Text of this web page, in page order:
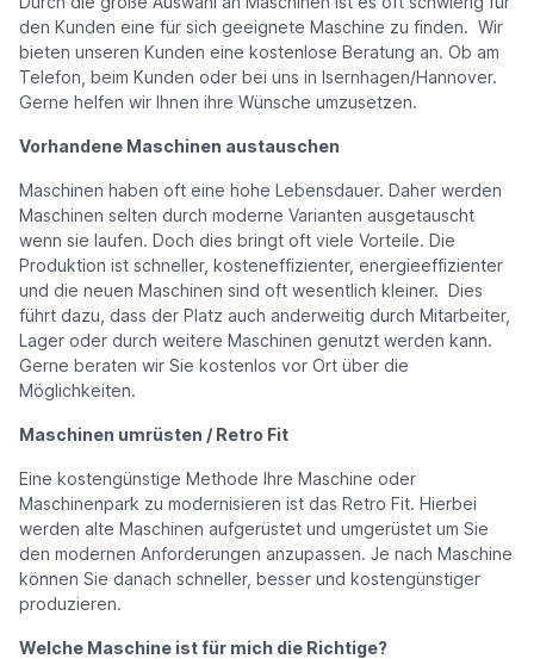
den Kunden eine für sich geeignete Maschine zu finden. Wir
bieten unseren Kunden eine kostenlose Beratung an. Ob am
Telefon, beim Kunden oder bei uns in Isernhagen/Hannover.
Gerne helfen wir Ihnen ihre Wünsche umzusetzen.
Vorhandene Maschinen austauschen
Maschinen haben oft eine hohe Lebensdauer. Daher werden
Maschinen selten durch moderne Varianten ausgetauscht
wenn sie laufen. Doch dies bringt oft viele Vorteile. Die
Produktion ist schneller, kosteneffizienter, energieeffizienter
und die neuen Maschinen sind oft wesentlich kleiner. Dies
führt dazu, dass der Platz auch anderweitig durch Mitarbeiter,
Lager oder durch weitere Maschinen genutzt werden kann.
Gerne beraten wir Sie kostenlos vor Ort über die
Möglichkeiten.
Maschinen umrüsten / Retro Fit
Eine kostengünstige Methode Ihre Maschine oder
Maschinenpark zu modernisieren ist das Retro Fit. Hierbei
werden alte Maschinen aufgerüstet und umgerüstet um Sie
den modernen Anforderungen anzupassen. Je nach Maschine
können Sie danach schneller, besser und kostengünstiger
produzieren.
Welche Maschine ist für mich die Richtige?